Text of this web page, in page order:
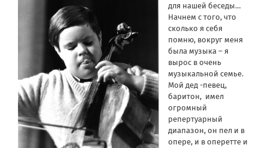
для нашей беседы…
Начнем с того, что
сколько я себя
помню, вокруг меня
была музыка – я
вырос в очень
музыкальной семье.
Мой дед -певец,
баритон, имел
огромный
репертуарный
диапазон, он пел и в
опере, и в оперетте и